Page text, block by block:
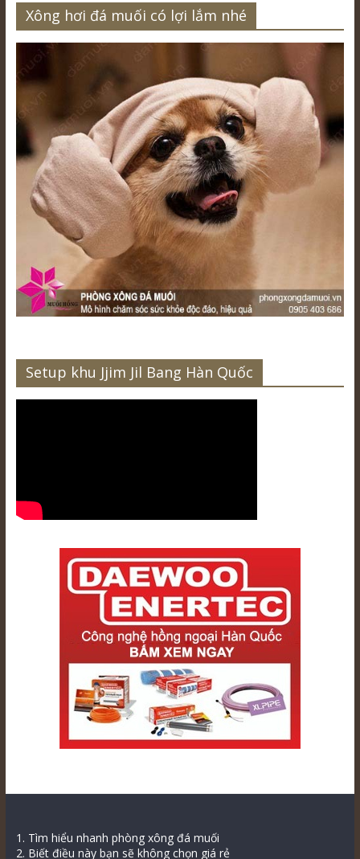
Xông hơi đá muối có lợi lắm nhé
Setup khu Jjim Jil Bang Hàn Quốc
1. Tìm hiểu nhanh phòng xông đá muối
2. Biết điều này bạn sẽ không chọn giá rẻ